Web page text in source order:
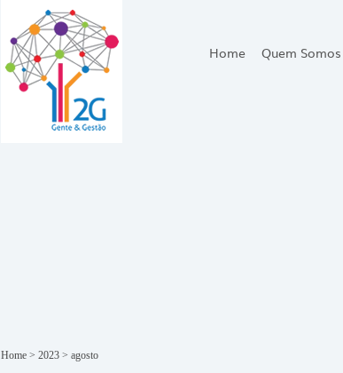
Home Quem Somos
Home > 2023 > agosto